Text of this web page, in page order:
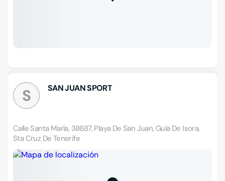
S SAN JUAN SPORT
Calle Santa María, 38687, Playa De San Juan, Guía De Isora,
Sta Cruz De Tenerife